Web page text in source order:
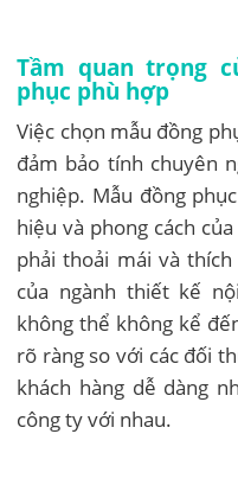
Tầm quan trọng
phục phù hợp
Việc chọn mẫu đồng
đảm bảo tính chuyên
nghiệp. Mẫu đồng
hiệu và phong cách
phải thoải mái và
của ngành thiết kế
không thể không kể
rõ ràng so với các đối
khách hàng dễ dàng
công ty với nhau.